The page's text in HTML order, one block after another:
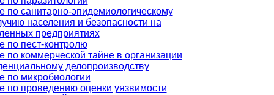
по санитарно-эпидемиологическому
населения и безопасности на
предприятиях
по пест-контролю
по коммерческой тайне в организации
делопроизводству
по микробиологии
по проведению оценки уязвимости